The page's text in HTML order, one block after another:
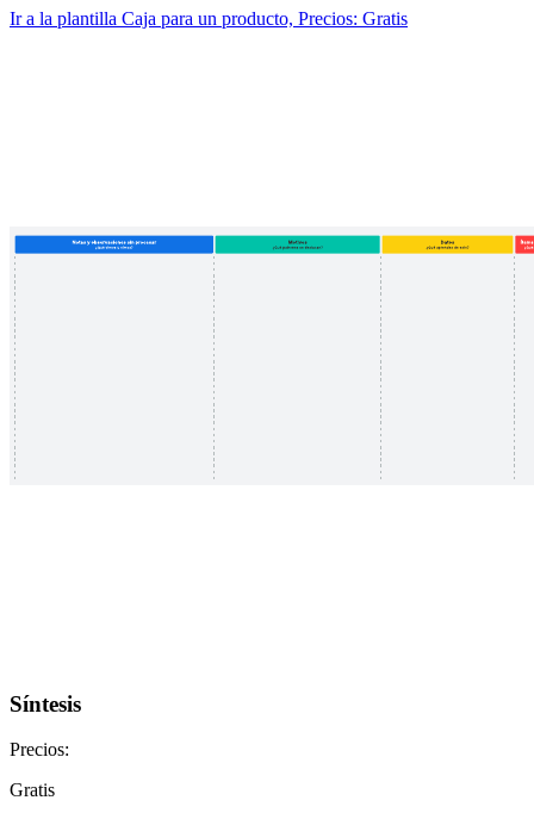
Ir a la plantilla Caja para un producto, Precios: Gratis
Síntesis
Precios:
Gratis